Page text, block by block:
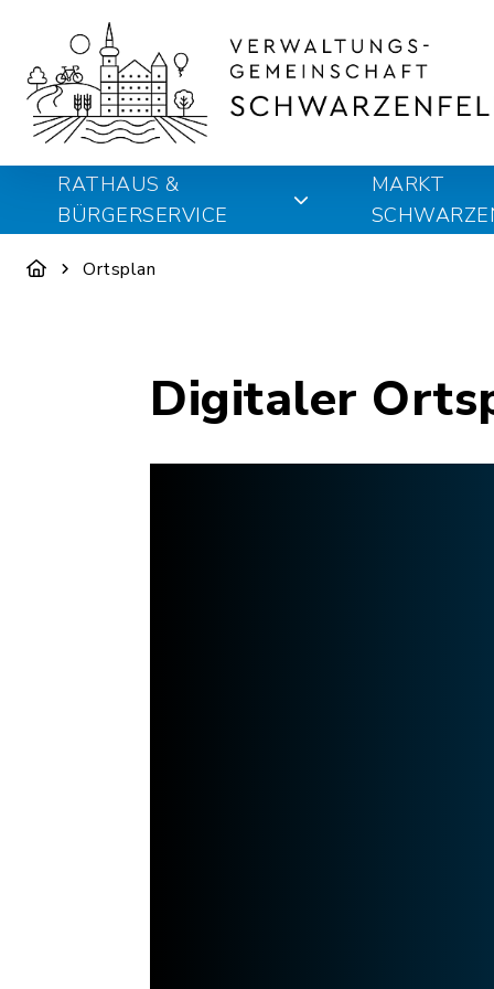
RATHAUS &
BÜRGERSERVICE
MARKT
Ortsplan
Digitaler